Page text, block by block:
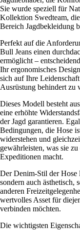
Sie wurde speziell für
Kollektion Swedteam,
Bereich Jagdbekleidung
Perfekt auf die
Bull Jeans einen
ermöglicht –
Ihr ergonomisches
sich auf Ihre
Ausrüstung behindert zu
Dieses Modell besteht
eine erhöhte
der Jagd garantieren.
Bedingungen, die Hose
widerstehen und
gewährleisten, was sie
Expeditionen macht.
Der Denim-Stil der Hose
sondern auch ästhetisch,
anderen
wertvolles Asset für
verbinden möchten.
Die wichtigsten